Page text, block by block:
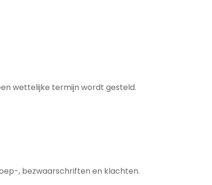
wettelijke termijn wordt gesteld.
, bezwaarschriften en klachten.